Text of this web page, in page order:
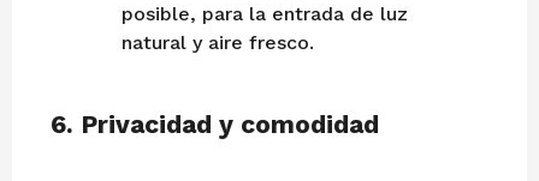
posible, para la entrada de luz
natural y aire fresco.
6. Privacidad y comodidad